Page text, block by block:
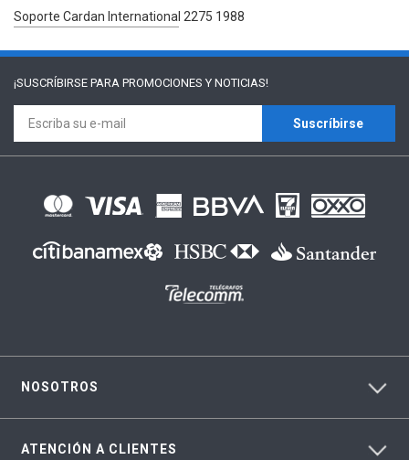
Soporte Cardan International 2275 1988
¡SUSCRÍBIRSE PARA PROMOCIONES Y NOTICIAS!
Suscríbirse
NOSOTROS
ATENCIÓN A CLIENTES